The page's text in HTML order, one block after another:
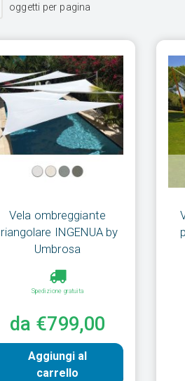
oggetti per pagina
Vela ombreggiante
INGENUA by
Umbrosa
Spedizione gratuita
da €799,00
Aggiungi al
carrello